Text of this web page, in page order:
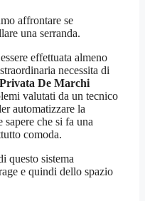
affrontare se
una serranda.
effettuata almeno
necessita di
De Marchi
valutati da un tecnico
automatizzare la
sapere che si fa una
comoda.
questo sistema
e quindi dello spazio